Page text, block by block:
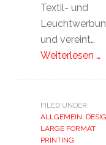
Textil- und
und vereint…
Weiterlesen …
FILED UNDER:
ALLGEMEIN,
LARGE FORMAT
PRINTING